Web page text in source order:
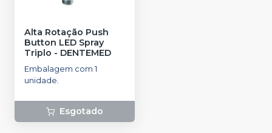
Alta Rotação Push
Button LED Spray
Triplo - DENTEMED
Embalagem com 1
unidade.
Esgotado